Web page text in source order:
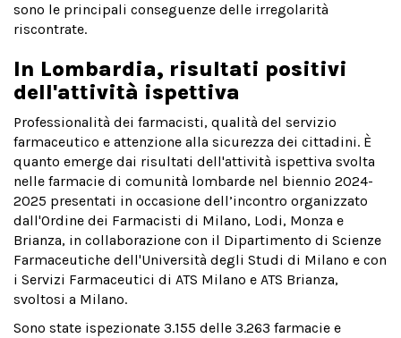
sono le principali conseguenze delle irregolarità
riscontrate.
In Lombardia, risultati positivi
dell'attività ispettiva
Professionalità dei farmacisti, qualità del servizio
farmaceutico e attenzione alla sicurezza dei cittadini. È
quanto emerge dai risultati dell'attività ispettiva svolta
nelle farmacie di comunità lombarde nel biennio 2024-
2025 presentati in occasione dell’incontro organizzato
dall'Ordine dei Farmacisti di Milano, Lodi, Monza e
Brianza, in collaborazione con il Dipartimento di Scienze
Farmaceutiche dell'Università degli Studi di Milano e con
i Servizi Farmaceutici di ATS Milano e ATS Brianza,
svoltosi a Milano.
Sono state ispezionate 3.155 delle 3.263 farmacie e